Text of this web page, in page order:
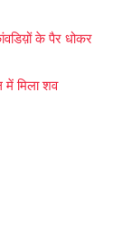
के पैर धोकर
में मिला शव